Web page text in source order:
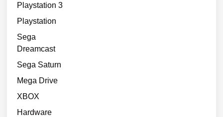
Playstation 3
Playstation
Sega
Dreamcast
Sega Saturn
Mega Drive
XBOX
Hardware